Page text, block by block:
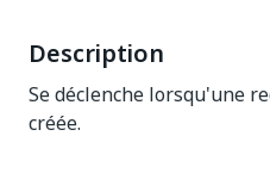
Description
Se déclenche lorsqu'une
créée.